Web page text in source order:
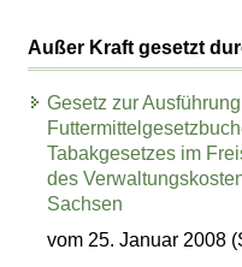
Außer Kraft gesetzt
Gesetz zur
Tabakgesetzes im
des
Sachsen
vom 25. Januar 2008